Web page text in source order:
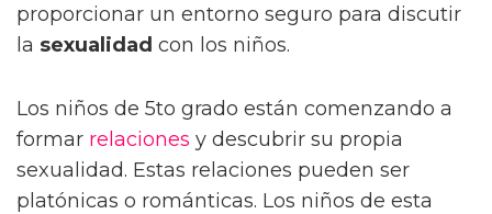
proporcionar un entorno seguro para discutir
la sexualidad con los niños.
Los niños de 5to grado están comenzando a
formar relaciones y descubrir su propia
sexualidad. Estas relaciones pueden ser
platónicas o románticas. Los niños de esta